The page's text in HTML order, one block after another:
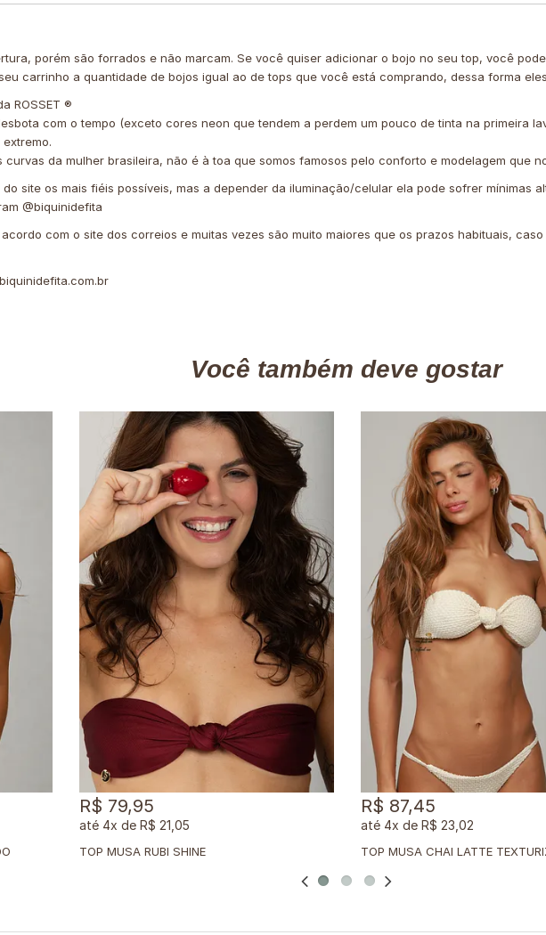
porém são forrados e não marcam. Se você quiser adicionar o bojo no seu top, você
carrinho a quantidade de bojos igual ao de tops que você está comprando, dessa forma
ROSSET ®️
com o tempo (exceto cores neon que tendem a perdem um pouco de tinta na primeira
da mulher brasileira, não é à toa que somos famosos pelo conforto e modelagem que
site os mais fiéis possíveis, mas a depender da iluminação/celular ela pode sofrer mínimas
@biquinidefita
com o site dos correios e muitas vezes são muito maiores que os prazos habituais,
Você também deve gostar
TOP MUSA RUBI SHINE
R$ 79,95
4x de R$ 21,05
TOP MUSA CHAI LATTE
R$ 87,45
4x de R$ 23,02